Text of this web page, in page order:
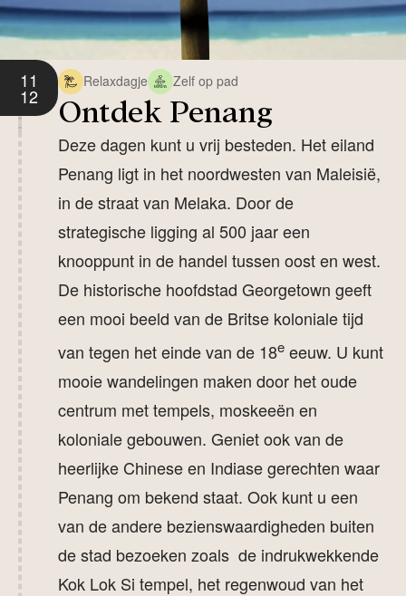
11
12
Relaxdagje Zelf op pad
Ontdek Penang
Deze dagen kunt u vrij besteden. Het eiland
Penang ligt in het noordwesten van Maleisië,
in de straat van Melaka. Door de
strategische ligging al 500 jaar een
knooppunt in de handel tussen oost en west.
De historische hoofdstad Georgetown geeft
een mooi beeld van de Britse koloniale tijd
van tegen het einde van de 18e eeuw. U kunt
mooie wandelingen maken door het oude
centrum met tempels, moskeeën en
koloniale gebouwen. Geniet ook van de
heerlijke Chinese en Indiase gerechten waar
Penang om bekend staat. Ook kunt u een
van de andere bezienswaardigheden buiten
de stad bezoeken zoals de indrukwekkende
Kok Lok Si tempel, het regenwoud van het